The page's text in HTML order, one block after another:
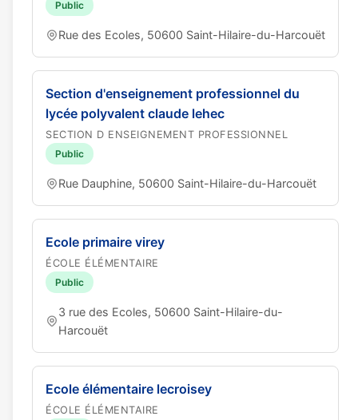
Public
Rue des Ecoles, 50600 Saint-Hilaire-du-Harcouët
Section d'enseignement professionnel du
lycée polyvalent claude lehec
SECTION D ENSEIGNEMENT PROFESSIONNEL
Public
Rue Dauphine, 50600 Saint-Hilaire-du-Harcouët
Ecole primaire virey
ÉCOLE ÉLÉMENTAIRE
Public
3 rue des Ecoles, 50600 Saint-Hilaire-du-
Harcouët
Ecole élémentaire lecroisey
ÉCOLE ÉLÉMENTAIRE